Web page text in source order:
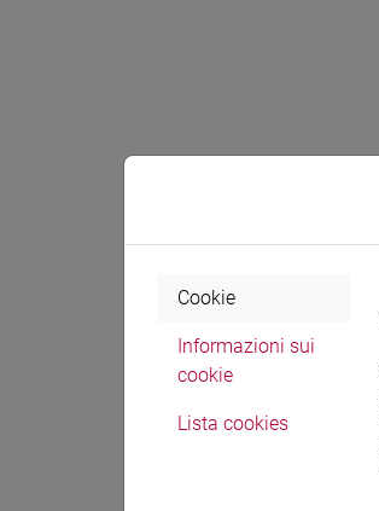
Cookie
Informazioni sui
cookie
Lista cookies